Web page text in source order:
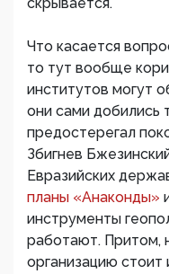
Что касается
то тут вообще
институтов могут
они сами добились
предостерегал
Збигнев
Евразийских
планы «Анаконды»
инструменты
работают. Притом,
организацию